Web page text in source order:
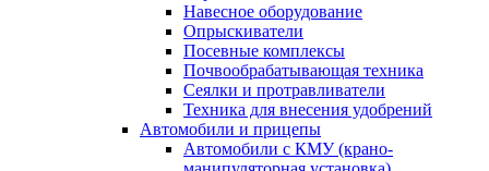
Навесное оборудование
Опрыскиватели
Посевные комплексы
Почвообрабатывающая техника
Сеялки и протравливатели
Техника для внесения удобрений
Автомобили и прицепы
Автомобили с КМУ (крано-